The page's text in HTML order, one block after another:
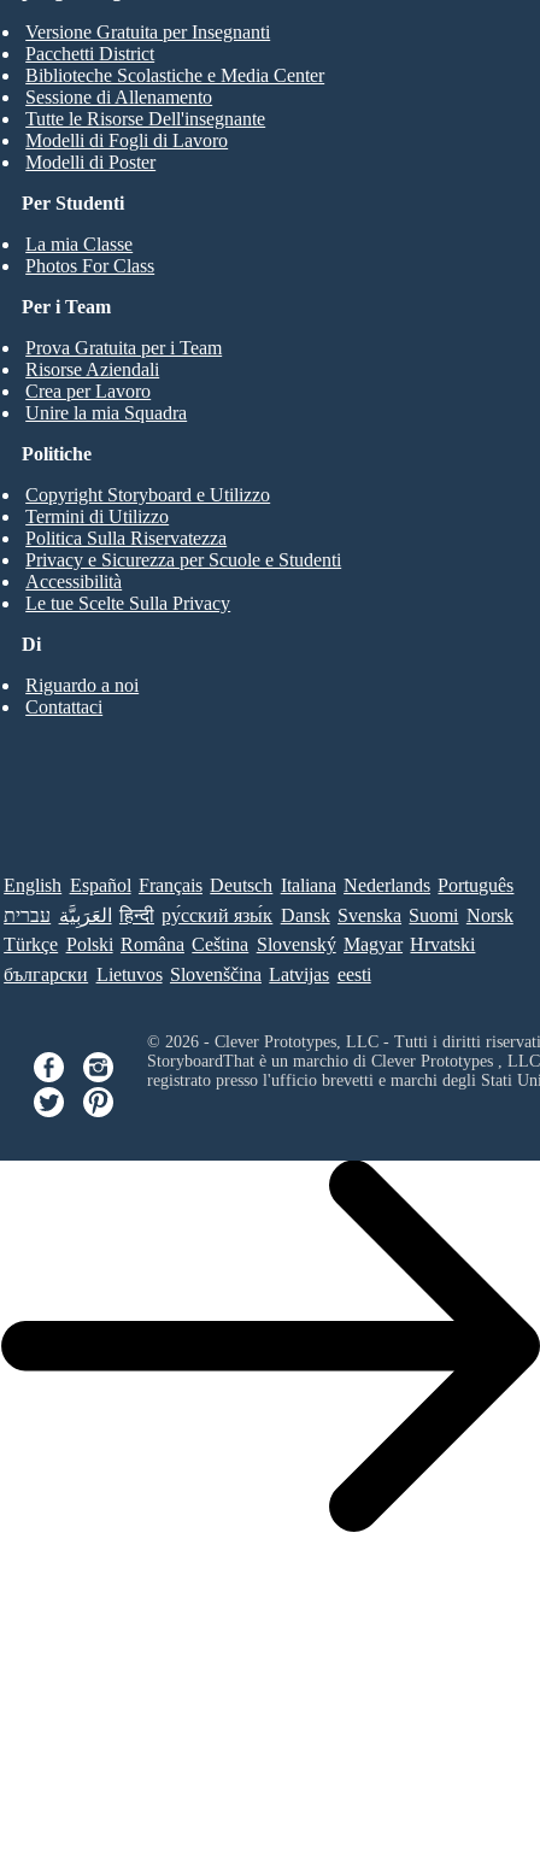
Per Studenti
La mia Classe
Photos For Class
Versione Gratuita per Insegnanti
Pacchetti District
Biblioteche Scolastiche e Media Center
Sessione di Allenamento
Tutte le Risorse Dell'insegnante
Modelli di Fogli di Lavoro
Modelli di Poster
Per i Team
Prova Gratuita per i Team
Risorse Aziendali
Crea per Lavoro
Unire la mia Squadra
Di
Riguardo a noi
Contattaci
Politiche
Copyright Storyboard e Utilizzo
Termini di Utilizzo
Politica Sulla Riservatezza
Privacy e Sicurezza per Scuole e Studenti
Accessibilità
Le tue Scelte Sulla Privacy
English Español Français Deutsch Italiana Nederlands Português
עברית العَرَبِيَّة हिन्दी ру́сский язы́к Dansk Svenska Suomi Norsk
Türkçe Polski Româna Ceština Slovenský Magyar Hrvatski
български Lietuvos Slovenščina Latvijas eesti
© 2026 - Clever Prototypes, LLC - Tutti i diritti
StoryboardThat è un marchio di Clever Prototypes , LLC
registrato presso l'ufficio brevetti e marchi degli Stati